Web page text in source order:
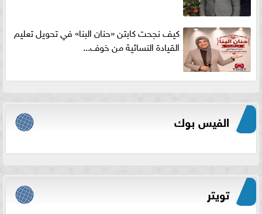
كيف نجحت كابتن «حنان البنا» في تحويل تعليم
القيادة النسائية من خوف...
الفيس بوك
تويتر